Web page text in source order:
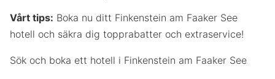
Vårt tips: Boka nu ditt Finkenstein am Faaker See
hotell och säkra dig topprabatter och extraservice!
Sök och boka ett hotell i Finkenstein am Faaker See